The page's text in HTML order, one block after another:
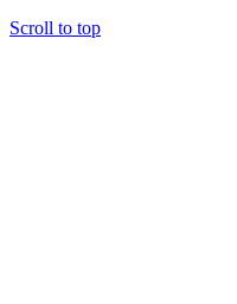
Scroll to top